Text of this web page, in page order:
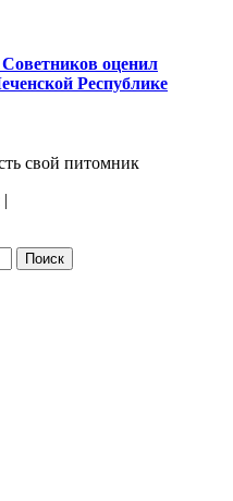
оценил
Республике
свой питомник
|